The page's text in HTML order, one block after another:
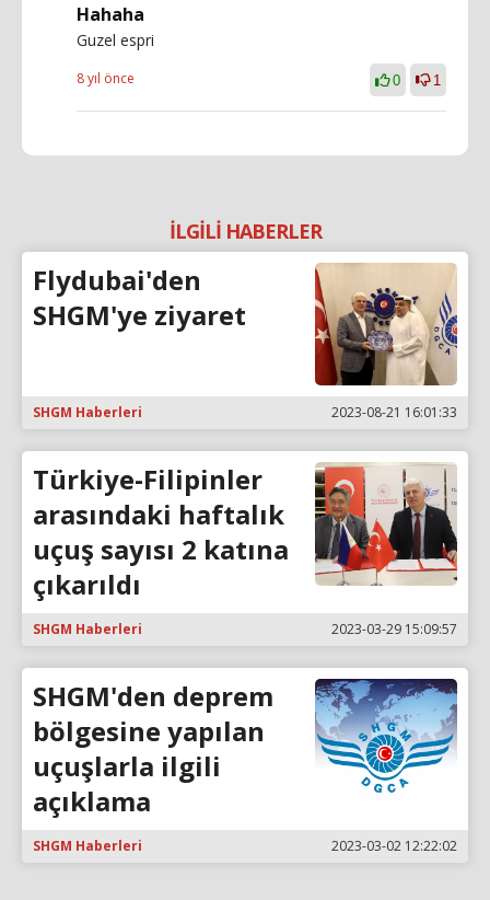
Hahaha
Guzel espri
8 yıl önce 0 1
İLGİLİ HABERLER
Flydubai'den
SHGM'ye ziyaret
SHGM Haberleri 2023-08-21 16:01:33
Türkiye-Filipinler
arasındaki haftalık
uçuş sayısı 2 katına
çıkarıldı
SHGM Haberleri 2023-03-29 15:09:57
SHGM'den deprem
bölgesine yapılan
uçuşlarla ilgili
açıklama
SHGM Haberleri 2023-03-02 12:22:02